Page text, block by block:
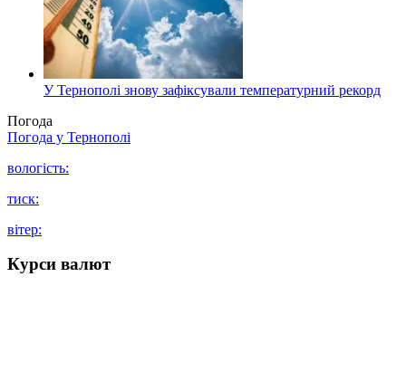
У Тернополі знову зафіксували температурний рекорд
Погода
Погода у Тернополі
вологість:
тиск:
вітер:
Курси валют